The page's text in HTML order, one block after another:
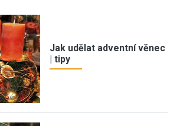
Jak udělat adventní věnec
| tipy